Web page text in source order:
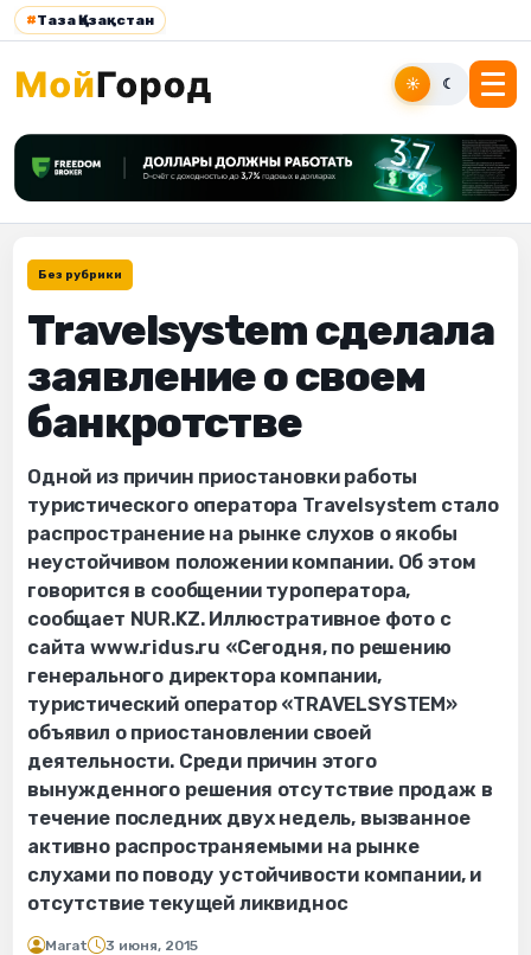
#Таза Қазақстан
☀ ☾
Без рубрики
Travelsystem сделала
заявление о своем
банкротстве
Одной из причин приостановки работы
туристического оператора Travelsystem стало
распространение на рынке слухов о якобы
неустойчивом положении компании. Об этом
говорится в сообщении туроператора,
сообщает NUR.KZ. Иллюстративное фото с
сайта www.ridus.ru «Сегодня, по решению
генерального директора компании,
туристический оператор «TRAVELSYSTEM»
объявил о приостановлении своей
деятельности. Среди причин этого
вынужденного решения отсутствие продаж в
течение последних двух недель, вызванное
активно распространяемыми на рынке
слухами по поводу устойчивости компании, и
отсутствие текущей ликвиднос
Marat 3 июня, 2015